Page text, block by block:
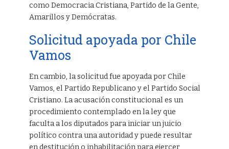
como Democracia Cristiana, Partido de la Gente,
Amarillos y Demócratas.
Solicitud apoyada por Chile
Vamos
En cambio, la solicitud fue apoyada por Chile
Vamos, el Partido Republicano y el Partido Social
Cristiano. La acusación constitucional es un
procedimiento contemplado en la ley que
faculta a los diputados para iniciar un juicio
político contra una autoridad y puede resultar
en destitución o inhabilitación para ejercer